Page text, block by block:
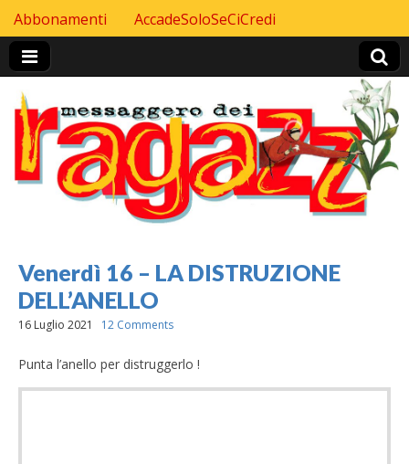
Header Top menu
Skip to content
Abbonamenti AccadeSoloSeCiCredi
Venerdì 16 – LA DISTRUZIONE
DELL’ANELLO
16 Luglio 2021 12 Comments
Punta l’anello per distruggerlo !